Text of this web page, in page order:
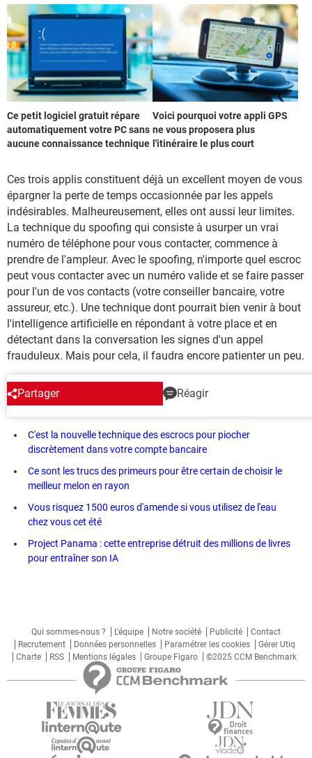
Ce petit logiciel gratuit répare
automatiquement votre PC sans
aucune connaissance technique
Voici pourquoi votre appli GPS
ne vous proposera plus
l'itinéraire le plus court
Ces trois applis constituent déjà un excellent moyen de vous
épargner la perte de temps occasionnée par les appels
indésirables. Malheureusement, elles ont aussi leur limites.
La technique du spoofing qui consiste à usurper un vrai
numéro de téléphone pour vous contacter, commence à
prendre de l'ampleur. Avec le spoofing, n'importe quel escroc
peut vous contacter avec un numéro valide et se faire passer
pour l'un de vos contacts (votre conseiller bancaire, votre
assureur, etc.). Une technique dont pourrait bien venir à bout
l'intelligence artificielle en répondant à votre place et en
détectant dans la conversation les signes d'un appel
frauduleux. Mais pour cela, il faudra encore patienter un peu.
Partager Réagir
EN CE MOMENT
C'est la nouvelle technique des escrocs pour piocher
discrètement dans votre compte bancaire
Ce sont les trucs des primeurs pour être certain de choisir le
meilleur melon en rayon
Vous risquez 1500 euros d'amende si vous utilisez de l'eau
chez vous cet été
Project Panama : cette entreprise détruit des millions de livres
pour entraîner son IA
Qui sommes-nous ? L'équipe Notre société Publicité
Contact
Recrutement
Données personnelles Paramétrer les cookies
Gérer Utiq
Charte
RSS Mentions légales Groupe Figaro ©2025 CCM Benchmark